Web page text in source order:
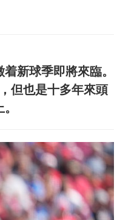
新球季即將來臨。
但也是十多年來頭